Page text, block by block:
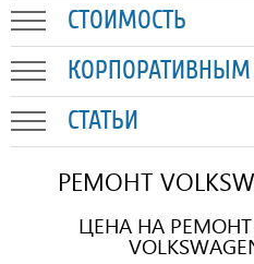
СТОИМОСТЬ
СТАТЬИ
РЕМОНТ
ЦЕНА НА